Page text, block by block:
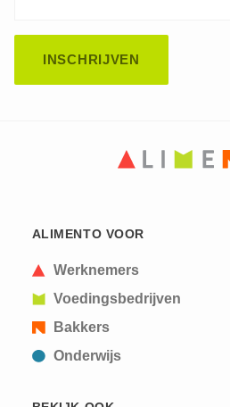
submissions.
ALIMENTO VOOR
Werknemers
Voedingsbedrijven
Bakkers
Onderwijs